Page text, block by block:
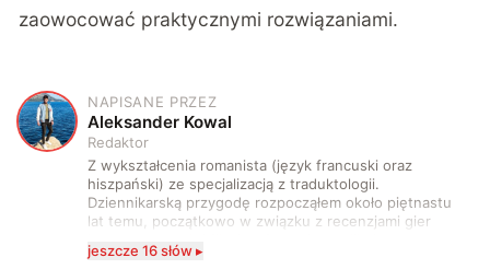
zaowocować praktycznymi rozwiązaniami.
A
NAPISANE PRZEZ
Aleksander Kowal
Redaktor
Z wykształcenia romanista (język francuski oraz
hiszpański) ze specjalizacją z traduktologii.
Dziennikarską przygodę rozpocząłem około piętnastu
lat temu, początkowo w związku z recenzjami gier
komputerowych i filmów. Obecnie publikuję
zdecydowanie częściej na tematy związane z nauką
jeszcze 16 słów ▸